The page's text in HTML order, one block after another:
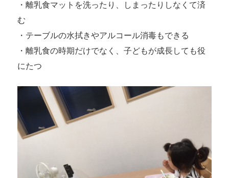
・離乳食マットを洗ったり、しまったりしなくて済
む
・テーブルの水拭きやアルコール消毒もできる
・離乳食の時期だけでなく、子どもが成長しても役
にたつ